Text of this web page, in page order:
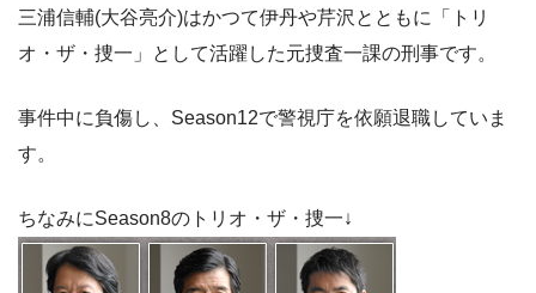
三浦信輔(大谷亮介)はかつて伊丹や芹沢とともに「トリ
オ・ザ・捜一」として活躍した元捜査一課の刑事です。
事件中に負傷し、Season12で警視庁を依願退職していま
す。
ちなみにSeason8のトリオ・ザ・捜一↓